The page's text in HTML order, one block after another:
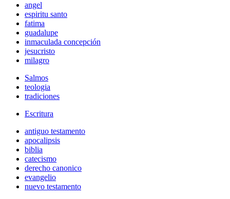
angel
espiritu santo
fatima
guadalupe
inmaculada concepción
jesucristo
milagro
Salmos
teologia
tradiciones
Escritura
antiguo testamento
apocalipsis
biblia
catecismo
derecho canonico
evangelio
nuevo testamento